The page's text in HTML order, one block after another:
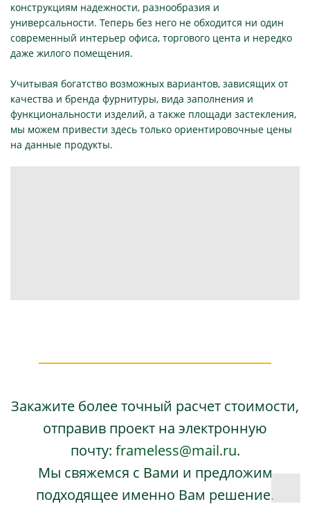
конструкциям надежности, разнообразия и
универсальности. Теперь без него не обходится ни один
современный интерьер офиса, торгового цента и нередко
даже жилого помещения.
Учитывая богатство возможных вариантов, зависящих от
качества и бренда фурнитуры, вида заполнения и
функциональности изделий, а также площади застекления,
мы можем привести здесь только ориентировочные цены
на данные продукты.
Закажите более точный расчет стоимости,
отправив проект на электронную
почту: frameless@mail.ru.
Мы свяжемся с Вами и предложим
подходящее именно Вам решение.